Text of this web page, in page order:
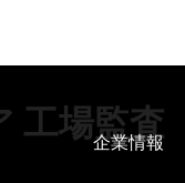
工場監査
企業情報